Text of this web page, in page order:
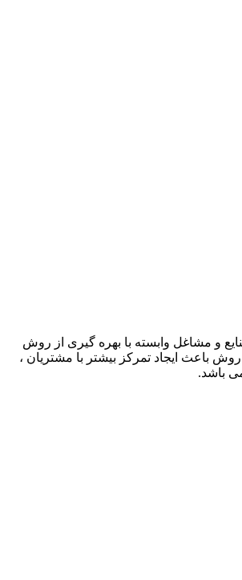
و مشاغل وابسته با بهره گیری از روش
روش باعث ایجاد تمرکز بیشتر با مشتریان ،
باشد.